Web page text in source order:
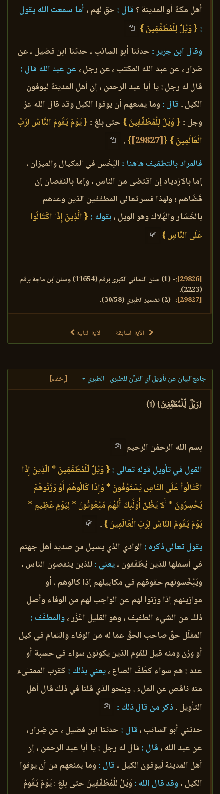
أهل مكة أو المدينة ؟ قال : حق لهم ، أما سمعت الله يقول
: { وَيْلٌ لِلْمُطَفِّفِينَ }
وقال ابن جرير : حدثنا أبو السائب ، حدثنا ابن فضيل ، عن
ضرار ، عن عبد الله المكتب ، عن رجل ، عن عبد الله قال :
قال له رجل : يا أبا عبد الرحمن ، إن أهل المدينة ليوفون
الكيل . قال :وما يمنعهم أن يوفوا الكيل وقد قال الله عز
وجل : { وَيْلٌ لِلْمُطَفِّفِينَ } حتى بلغ : { يَوْمَ يَقُومُ النَّاسُ لِرَبِّ
الْعَالَمِينَ } {
[29827]
}
.
فالمراد بالتطفيف هاهنا : البَخْس في المكيال والميزان ،
إما بالازدياد إن اقتضى من الناس ، وإما بالنقصان إن
قَضَاهم ؛ ولهذا فسر تعالى المطففين الذين وعدهم
بالخَسَار والهَلاك وهو الويل ،بقوله : { الَّذِينَ إِذَا اكْتَالُوا
عَلَى النَّاسِ }
[29826]
:- (1) سنن النسائي الكبرى برقم (11654) وسنن ابن ماجة برقم
(2223).
[29827]
:- (2) تفسير الطبري (30/58).
الآية السابقة الآية التالية
جامع البيان عن تأويل آي القرآن للطبري - الطبري [إخفاء]
{وَيۡلٞ لِّلۡمُطَفِّفِينَ} (1)
بسم الله الرحمَن الرحيم
القول في تأويل قوله تعالى : { وَيْلٌ لّلْمُطَفّفِينَ * الّذِينَ إِذَا
اكْتَالُواْ عَلَى النّاسِ يَسْتَوْفُونَ * وَإِذَا كَالُوهُمْ أَوْ وّزَنُوهُمْ
يُخْسِرُونَ * أَلا يَظُنّ أُوْلََئِكَ أَنّهُمْ مّبْعُوثُونَ * لِيَوْمٍ عَظِيمٍ *
يَوْمَ يَقُومُ النّاسُ لِرَبّ الْعَالَمِينَ }.
يقول تعالى ذكره : الوادي الذي يسيل من صديد أهل جهنم
في أسفلها للذين يُطَفّفون ،يعني : للذين ينقصون الناس ،
ويَبْخَسونهم حقوقهم في مكاييلهم إذا كالوهم ، أو
موازينهم إذا وزنوا لهم عن الواجب لهم من الوفاء وأصل
ذلك من الشيء الطفيف ، وهو القليل النّزْر ،والمطفّف :
المقلّل حقّ صاحب الحقّ عما له من الوفاء والتمام في كيل
أو وزن ومنه قيل للقوم الذين يكونون سواء في حسبة أو
عدد : هم سواء كطَفّ الصاع ،يعني بذلك : كقرب الممتلىء
منه ناقص عن الملء . وبنحو الذي قلنا في ذلك قال أهل
التأويل .ذكر من قال ذلك :
حدثني أبو السائب ، قال : حدثنا ابن فضيل ، عن ضِرار ،
عن عبد الله ، قال : قال له رجل : يا أبا عبد الرحمن ، إن
أهل المدينة لَيوفون الكيل ، قال :وما يمنعهم من أن يوفوا
الكيل ،وقد قال الله :وَيْلٌ للْمُطَفّفِينَ حتى بلغ : يَوْمَ يَقُومُ